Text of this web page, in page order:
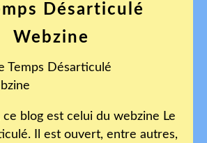
Désarticulé
Webzine
ce blog est celui du webzine Le
Il est ouvert, entre autres,